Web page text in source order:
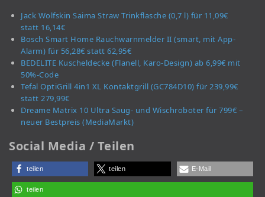
Jack Wolfskin Saima Straw Trinkflasche (0,7 l) für 11,09€
statt 16,14€
Bosch Smart Home Rauchwarnmelder II (smart, mit App-
Alarm) für 56,28€ statt 62,95€
BEDELITE Kuscheldecke (Flanell, Karo-Design) ab 6,99€ mit
50%-Code
Tefal OptiGrill 4in1 XL Kontaktgrill (GC784D10) für 239,99€
statt 279,99€
Dreame Matrix 10 Ultra Saug- und Wischroboter für 799€ –
neuer Bestpreis (MediaMarkt)
Social Media / Teilen
teilen teilen E-Mail
teilen